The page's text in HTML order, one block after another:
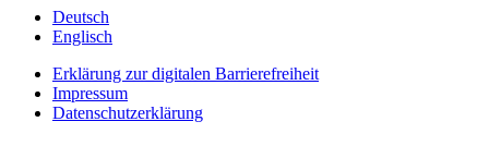
Deutsch
Englisch
Erklärung zur digitalen Barrierefreiheit
Impressum
Datenschutzerklärung